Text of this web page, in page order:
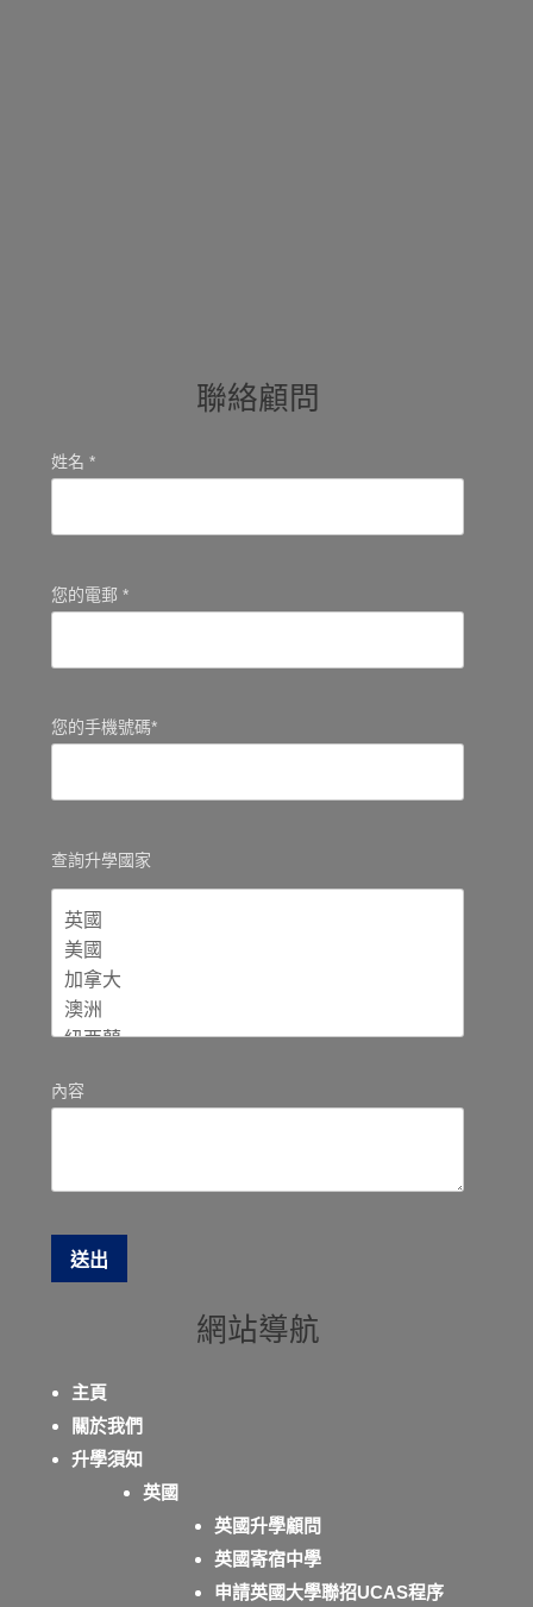
聯絡顧問
姓名 *
您的電郵 *
您的手機號碼*
查詢升學國家
內容
網站導航
主頁
關於我們
升學須知
英國
英國升學顧問
英國寄宿中學
申請英國大學聯招UCAS程序